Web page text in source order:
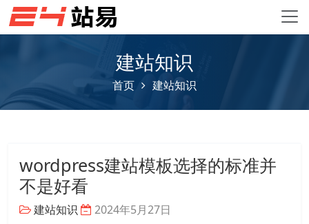
建站知识
首页 建站知识
wordpress建站模板选择的标准并
不是好看
建站知识 2024年5月27日